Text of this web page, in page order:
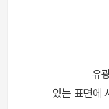
유
있는 표면에